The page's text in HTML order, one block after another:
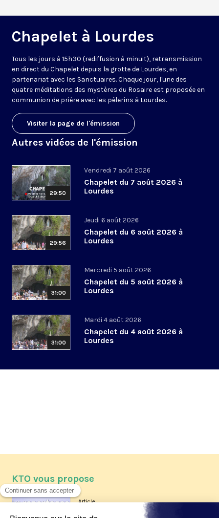
Chapelet à Lourdes
Tous les jours à 15h30 (rediffusion à minuit), retransmission
en direct du Chapelet depuis la grotte de Lourdes, en
partenariat avec les Sanctuaires. Chaque jour, l'une des
quatre méditations des mystères du Rosaire est proposée en
communion de prière avec les pèlerins à Lourdes.
Visiter la page de l'émission
Autres vidéos de l'émission
29:50
Vendredi 7 août 2026
Chapelet du 7 août 2026 à
Lourdes
29:56
Jeudi 6 août 2026
Chapelet du 6 août 2026 à
Lourdes
31:00
Mercredi 5 août 2026
Chapelet du 5 août 2026 à
Lourdes
31:00
Mardi 4 août 2026
Chapelet du 4 août 2026 à
Lourdes
KTO vous propose
Article
Les reportages d'été 2026 de KTO